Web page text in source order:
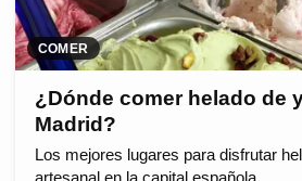
COMER
¿Dónde comer helado de
Madrid?
Los mejores lugares para disfrutar
artesanal en la capital española.